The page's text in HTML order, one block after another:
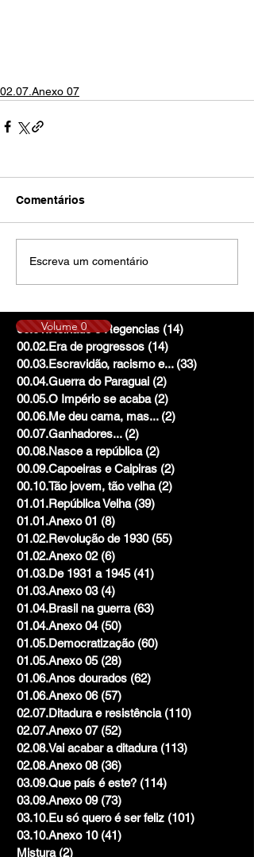
02.07.Anexo 07
Comentários
Escreva um comentário
00.01.Reinado e Regencias (14)
00.02.Era de progressos (14)
00.03.Escravidão, racismo e... (33)
00.04.Guerra do Paraguai (2)
00.05.O Império se acaba (2)
00.06.Me deu cama, mas... (2)
00.07.Ganhadores... (2)
00.08.Nasce a república (2)
00.09.Capoeiras e Caipiras (2)
00.10.Tão jovem, tão velha (2)
01.01.República Velha (39)
01.01.Anexo 01 (8)
01.02.Revolução de 1930 (55)
01.02.Anexo 02 (6)
01.03.De 1931 a 1945 (41)
01.03.Anexo 03 (4)
01.04.Brasil na guerra (63)
01.04.Anexo 04 (50)
01.05.Democratização (60)
01.05.Anexo 05 (28)
01.06.Anos dourados (62)
01.06.Anexo 06 (57)
02.07.Ditadura e resistência (110)
02.07.Anexo 07 (52)
02.08.Vai acabar a ditadura (113)
02.08.Anexo 08 (36)
03.09.Que país é este? (114)
03.09.Anexo 09 (73)
03.10.Eu só quero é ser feliz (101)
03.10.Anexo 10 (41)
Mistura (2)
Volume 0